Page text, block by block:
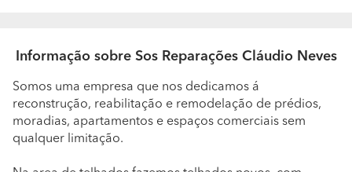
Informação sobre Sos Reparações Cláudio Neves
Somos uma empresa que nos dedicamos á
reconstrução, reabilitação e remodelação de prédios,
moradias, apartamentos e espaços comerciais sem
qualquer limitação.